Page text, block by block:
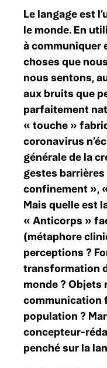
Le langage est
le monde. En
à communiquer
choses que
nous sentons,
aux bruits que
parfaitement
« touche »
coronavirus
générale de la
gestes
confinement »,
Mais quelle est
« Anticorps »
(métaphore
perceptions ?
transformation
monde ?
communication
population ?
concepteur-
penché sur la